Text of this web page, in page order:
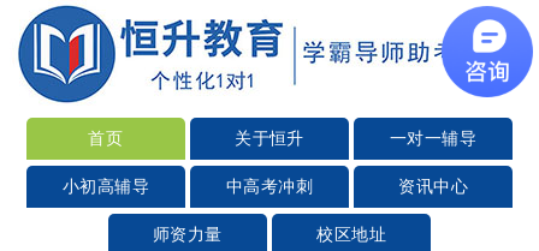
首页 关于恒升 一对一辅导
小初高辅导 中高考冲刺 资讯中心
师资力量 校区地址